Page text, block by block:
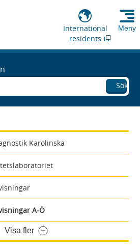
International
residents
Meny
Sök
Karolinska
A-Ö
Visa fler